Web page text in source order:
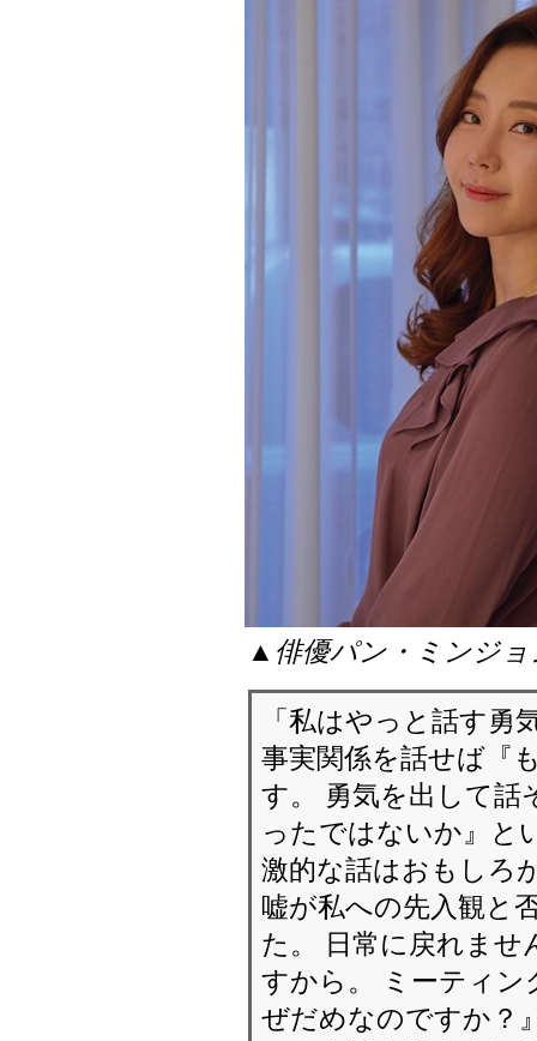
▲俳優パン・ミンジ
「私はやっと話す
事実関係を話せば『
す。 勇気を出して話
ったではないか』と
激的な話はおもしろ
嘘が私への先入観と
た。 日常に戻れませ
すから。 ミーティ
ぜだめなのですか？